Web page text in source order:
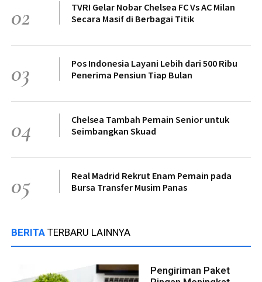
02
TVRI Gelar Nobar Chelsea FC Vs AC Milan
Secara Masif di Berbagai Titik
03
Pos Indonesia Layani Lebih dari 500 Ribu
Penerima Pensiun Tiap Bulan
04
Chelsea Tambah Pemain Senior untuk
Seimbangkan Skuad
05
Real Madrid Rekrut Enam Pemain pada
Bursa Transfer Musim Panas
BERITA TERBARU LAINNYA
Pengiriman Paket